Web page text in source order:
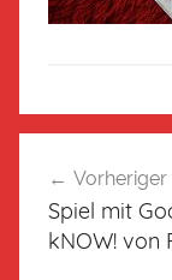
Vorheriger
Spiel mit
kNOW! von